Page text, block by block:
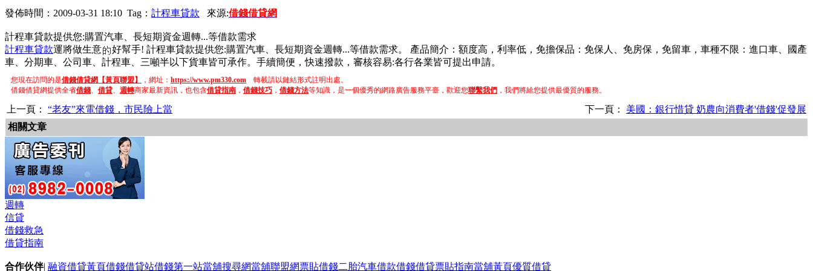
發佈時間：2009-03-31 18:10 Tag： 計程車貸款 來源:借錢借貸網
計程車貸款提供您:購置汽車、長短期資金週轉...等借款需求
計程車貸款運將做生意
好幫手! 計程車貸款提供您:購置汽車、長短期資金週轉...等借款需求。 產品簡介：額度高，利率低，免擔保品：免保人、免房保，免留車，車種不限：進口車、國產
車、分期車、公司車、計程車、三噸半以下貨車皆可承作。手續簡便，快速撥款，審核容易:各行各業皆可提出申請。
您現在訪問的是借錢借貸網【黃頁聯盟】 ，網址： https://www.pm330.com 轉載請以鏈結形式註明出處。
借錢借貸網提供全省借錢、 借貸、 週轉商家最新資訊，也包含借貸指南 ， 借錢技巧 ， 借錢方法等知識，是一個優秀的網路廣告服務平臺，歡迎您聯繫我們 ，我們將給您提供最優質的服務。
上一頁： “老友”來電借錢，市民險上當 下一頁： 美國：銀行惜貸 奶農向消費者'借錢'促發展
相關文章
週轉
信貸
借錢救急
借貸指南
合作伙伴| 融資借貸黃頁借錢借貸站借錢第一站當舖搜尋網當舖聯盟網票貼借錢二胎汽車借款借錢借貸票貼指南當舖黃頁優質借貸